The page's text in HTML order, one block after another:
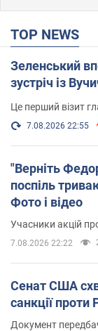
TOP NEWS
Зеленський
зустріч із
Це перший візит
7.08.2026 22:55
"Верніть
поспіль
Фото і відео
Учасники акцій
7.08.2026 22:22
Сенат США
санкції проти
Документ